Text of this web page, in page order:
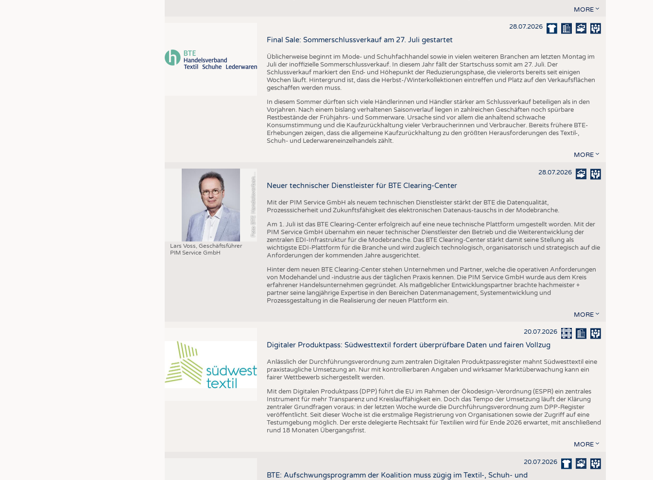
MORE
28.07.2026
Final Sale: Sommerschlussverkauf am 27. Juli gestartet
Üblicherweise beginnt im Mode- und Schuhfachhandel sowie in vielen weiteren Branchen am letzten Montag im
Juli der inoffizielle Sommerschlussverkauf. In diesem Jahr fällt der Startschuss somit am 27. Juli. Der
Schlussverkauf markiert den End- und Höhepunkt der Reduzierungsphase, die vielerorts bereits seit einigen
Wochen läuft. Hintergrund ist, dass die Herbst-/Winterkollektionen eintreffen und Platz auf den Verkaufsflächen
geschaffen werden muss.
In diesem Sommer dürften sich viele Händlerinnen und Händler stärker am Schlussverkauf beteiligen als in den
Vorjahren. Nach einem bislang verhaltenen Saisonverlauf liegen in zahlreichen Geschäften noch spürbare
Restbestände der Frühjahrs- und Sommerware. Ursache sind vor allem die anhaltend schwache
Konsumstimmung und die Kaufzurückhaltung vieler Verbraucherinnen und Verbraucher. Bereits frühere BTE-
Erhebungen zeigen, dass die allgemeine Kaufzurückhaltung zu den größten Herausforderungen des Textil-,
Schuh- und Lederwareneinzelhandels zählt.
MORE
o
t
o
B
T
E
H
a
n
d
e
l
s
v
e
r
b
a
n
d
T
e
x
t
i
l
S
c
h
u
h
e
L
e
d
e
r
w
a
r
e
Lars Voss, Geschäftsführer
PIM Service GmbH
28.07.2026
Neuer technischer Dienstleister für BTE Clearing-Center
Mit der PIM Service GmbH als neuem technischen Dienstleister stärkt der BTE die Datenqualität,
Prozesssicherheit und Zukunftsfähigkeit des elektronischen Datenaus-tauschs in der Modebranche.
Am 1. Juli ist das BTE Clearing-Center erfolgreich auf eine neue technische Plattform umgestellt worden. Mit der
PIM Service GmbH übernahm ein neuer technischer Dienstleister den Betrieb und die Weiterentwicklung der
zentralen EDI-Infrastruktur für die Modebranche. Das BTE Clearing-Center stärkt damit seine Stellung als
wichtigste EDI-Plattform für die Branche und wird zugleich technologisch, organisatorisch und strategisch auf die
Anforderungen der kommenden Jahre ausgerichtet.
Hinter dem neuen BTE Clearing-Center stehen Unternehmen und Partner, welche die operativen Anforderungen
von Modehandel und -industrie aus der täglichen Praxis kennen. Die PIM Service GmbH wurde aus dem Kreis
erfahrener Handelsunternehmen gegründet. Als maßgeblicher Entwicklungspartner brachte hachmeister +
partner seine langjährige Expertise in den Bereichen Datenmanagement, Systementwicklung und
Prozessgestaltung in die Realisierung der neuen Plattform ein.
MORE
20.07.2026
Digitaler Produktpass: Südwesttextil fordert überprüfbare Daten und fairen Vollzug
Anlässlich der Durchführungsverordnung zum zentralen Digitalen Produktpassregister mahnt Südwesttextil eine
praxistaugliche Umsetzung an. Nur mit kontrollierbaren Angaben und wirksamer Marktüberwachung kann ein
fairer Wettbewerb sichergestellt werden.
Mit dem Digitalen Produktpass (DPP) führt die EU im Rahmen der Ökodesign-Verordnung (ESPR) ein zentrales
Instrument für mehr Transparenz und Kreislauffähigkeit ein. Doch das Tempo der Umsetzung läuft der Klärung
zentraler Grundfragen voraus: in der letzten Woche wurde die Durchführungsverordnung zum DPP-Register
veröffentlicht. Seit dieser Woche ist die erstmalige Registrierung von Organisationen sowie der Zugriff auf eine
Testumgebung möglich. Der erste delegierte Rechtsakt für Textilien wird für Ende 2026 erwartet, mit anschließend
rund 18 Monaten Übergangsfrist.
MORE
20.07.2026
BTE: Aufschwungsprogramm der Koalition muss zügig im Textil-, Schuh- und